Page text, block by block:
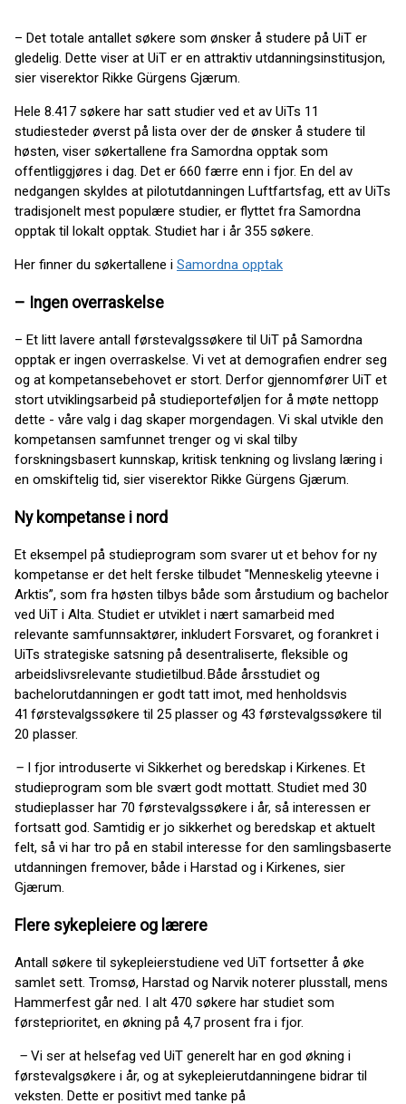
– Det totale antallet søkere som ønsker å studere på UiT er
gledelig. Dette viser at UiT er en attraktiv utdanningsinstitusjon,
sier viserektor Rikke Gürgens Gjærum.
Hele 8.417 søkere har satt studier ved et av UiTs 11
studiesteder øverst på lista over der de ønsker å studere til
høsten, viser søkertallene fra Samordna opptak som
offentliggjøres i dag. Det er 660 færre enn i fjor. En del av
nedgangen skyldes at pilotutdanningen Luftfartsfag, ett av UiTs
tradisjonelt mest populære studier, er flyttet fra Samordna
opptak til lokalt opptak. Studiet har i år 355 søkere.
Her finner du søkertallene i Samordna opptak
– Ingen overraskelse
– Et litt lavere antall førstevalgssøkere til UiT på Samordna
opptak er ingen overraskelse. Vi vet at demografien endrer seg
og at kompetansebehovet er stort. Derfor gjennomfører UiT et
stort utviklingsarbeid på studieporteføljen for å møte nettopp
dette - våre valg i dag skaper morgendagen. Vi skal utvikle den
kompetansen samfunnet trenger og vi skal tilby
forskningsbasert kunnskap, kritisk tenkning og livslang læring i
en omskiftelig tid, sier viserektor Rikke Gürgens Gjærum.
Ny kompetanse i nord
Et eksempel på studieprogram som svarer ut et behov for ny
kompetanse er det helt ferske tilbudet "Menneskelig yteevne i
Arktis”, som fra høsten tilbys både som årstudium og bachelor
ved UiT i Alta. Studiet er utviklet i nært samarbeid med
relevante samfunnsaktører, inkludert Forsvaret, og forankret i
UiTs strategiske satsning på desentraliserte, fleksible og
arbeidslivsrelevante studietilbud. Både årsstudiet og
bachelorutdanningen er godt tatt imot, med henholdsvis
41 førstevalgssøkere til 25 plasser og 43 førstevalgssøkere til
20 plasser.
– I fjor introduserte vi Sikkerhet og beredskap i Kirkenes. Et
studieprogram som ble svært godt mottatt. Studiet med 30
studieplasser har 70 førstevalgssøkere i år, så interessen er
fortsatt god. Samtidig er jo sikkerhet og beredskap et aktuelt
felt, så vi har tro på en stabil interesse for den samlingsbaserte
utdanningen fremover, både i Harstad og i Kirkenes, sier
Gjærum.
Flere sykepleiere og lærere
Antall søkere til sykepleierstudiene ved UiT fortsetter å øke
samlet sett. Tromsø, Harstad og Narvik noterer plusstall, mens
Hammerfest går ned. I alt 470 søkere har studiet som
førsteprioritet, en økning på 4,7 prosent fra i fjor.
– Vi ser at helsefag ved UiT generelt har en god økning i
førstevalgsøkere i år, og at sykepleierutdanningene bidrar til
veksten. Dette er positivt med tanke på